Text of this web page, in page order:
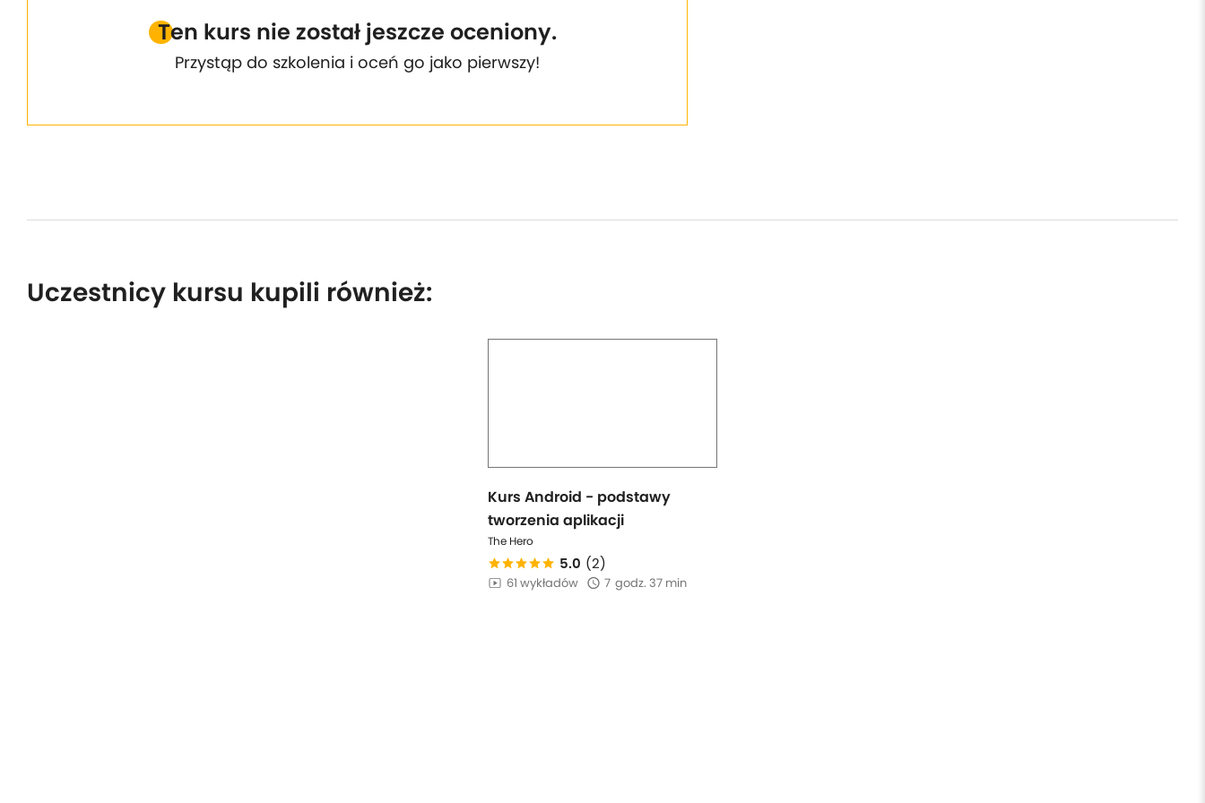
Ten kurs nie został jeszcze oceniony.
Przystąp do szkolenia i oceń go jako pierwszy!
Uczestnicy kursu kupili również:
Kurs Android - podstawy
tworzenia aplikacji
The Hero
5.0 (2)
61 wykładów 7 godz. 37 min